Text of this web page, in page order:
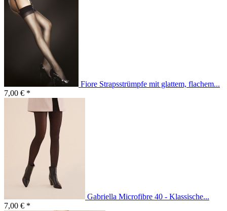
Fiore Strapsstrümpfe mit glattem, flachem...
7,00 € *
Gabriella Microfibre 40 - Klassische...
7,00 € *